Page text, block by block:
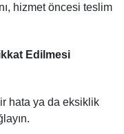
hizmet öncesi teslim
Edilmesi
hata ya da eksiklik